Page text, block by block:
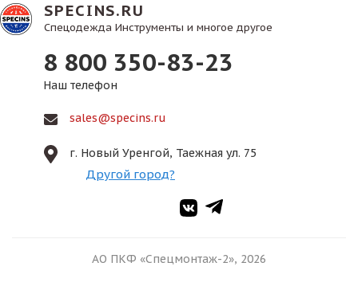
SPECINS.RU
Спецодежда Инструменты и многое другое
8 800 350-83-23
Наш телефон
sales@specins.ru
г. Новый Уренгой, Таежная ул. 75
Другой город?
АО ПКФ «Спецмонтаж-2», 2026